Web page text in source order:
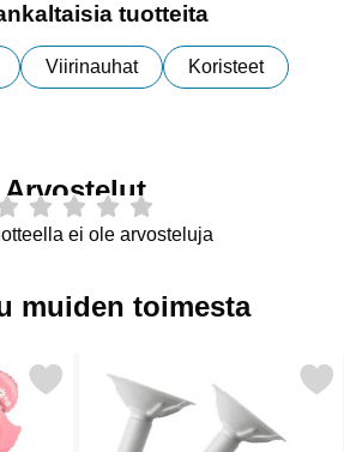
tuotteita
Viirinauhat Koristeet
Arvostelut
ei ole arvosteluja
muiden toimesta
Folio suosikiksi
Merkitse ilmapallokepit